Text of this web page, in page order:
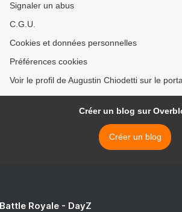
Signaler un abus
C.G.U.
Cookies et données personnelles
Préférences cookies
Voir le profil de Augustin Chiodetti sur le
Créer un blog sur
Créer un blog
Royale - DayZ